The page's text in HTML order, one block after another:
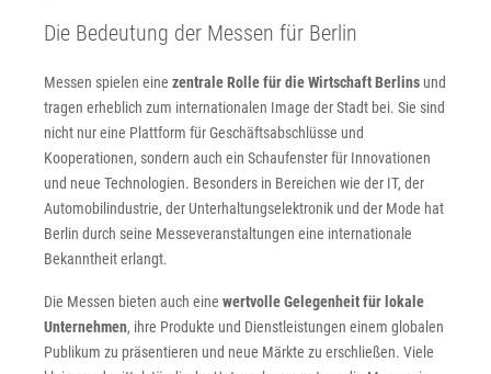
Die Bedeutung der Messen für Berlin
Messen spielen eine zentrale Rolle für die Wirtschaft Berlins und
tragen erheblich zum internationalen Image der Stadt bei. Sie sind
nicht nur eine Plattform für Geschäftsabschlüsse und
Kooperationen, sondern auch ein Schaufenster für Innovationen
und neue Technologien. Besonders in Bereichen wie der IT, der
Automobilindustrie, der Unterhaltungselektronik und der Mode hat
Berlin durch seine Messeveranstaltungen eine internationale
Bekanntheit erlangt.
Die Messen bieten auch eine wertvolle Gelegenheit für lokale
Unternehmen, ihre Produkte und Dienstleistungen einem globalen
Publikum zu präsentieren und neue Märkte zu erschließen. Viele